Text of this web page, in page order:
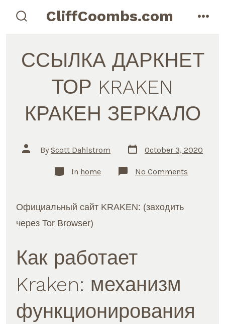
CliffCoombs.com
ССЫЛКА ДАРКНЕТ
ТОР KRAKEN
КРАКЕН ЗЕРКАЛО
Post
author
By Scott Dahlstrom
Post
date
October 3, 2020
Categories
In home No Comments
Официальный сайт KRAKEN: (заходить
через Tor Browser)
Как работает
Kraken: механизм
функционирования